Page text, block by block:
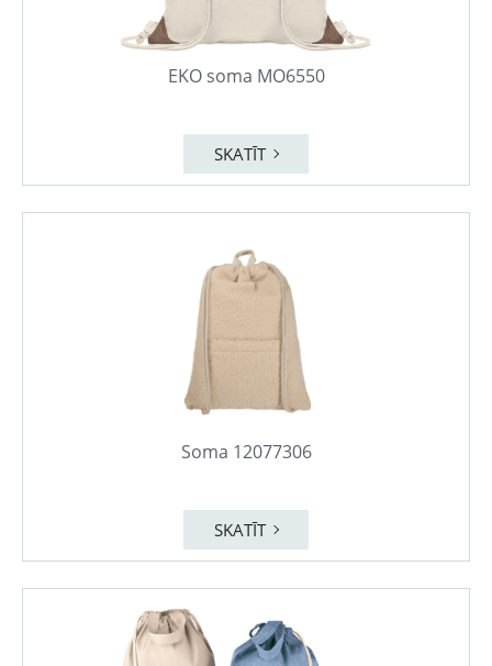
EKO soma MO6550
SKATĪT
Soma 12077306
SKATĪT